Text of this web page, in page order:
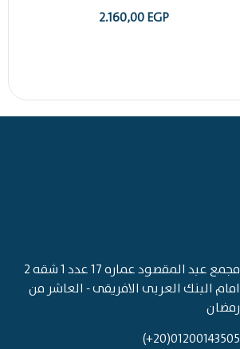
2.160,00EGP
مجمع عبد المقصود عماره 17 عدد 1 شقه 2
امام البنك العربى الافريقى - العاشر من
رمضان
01200143505(20+)